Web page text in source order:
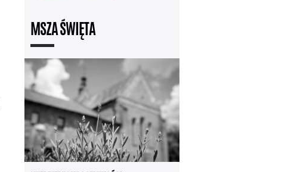
MSZA ŚWIĘTA